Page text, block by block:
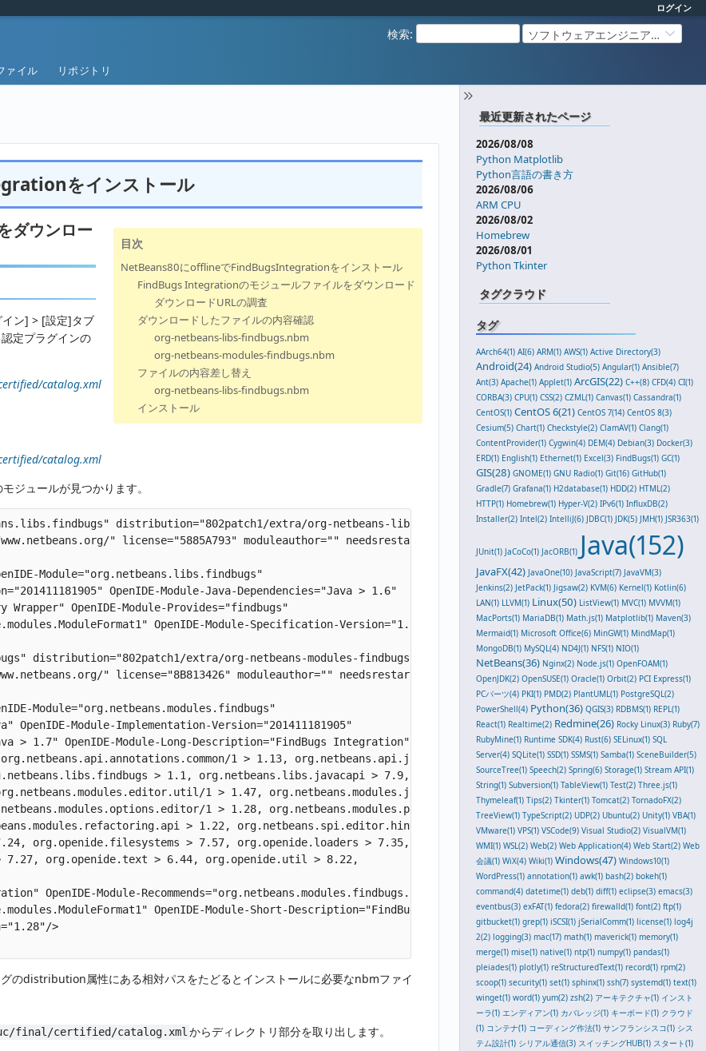
ログイン
検索: ソフトウェアエンジニアリング
ァイル リポジトリ
最近更新されたページ
2026/08/08
Python Matplotlib
Python言語の書き方
2026/08/06
ARM CPU
2026/08/02
Homebrew
2026/08/01
Python Tkinter
タグクラウド
タグ
AArch64(1) AI(6) ARM(1) AWS(1) Active Directory(3)
Android(24) Android Studio(5) Angular(1) Ansible(7)
Ant(3) Apache(1) Applet(1) ArcGIS(22) C++(8) CFD(4) CI(1)
CORBA(3) CPU(1) CSS(2) CZML(1) Canvas(1) Cassandra(1)
CentOS(1) CentOS 6(21) CentOS 7(14) CentOS 8(3)
Cesium(5) Chart(1) Checkstyle(2) ClamAV(1) Clang(1)
ContentProvider(1) Cygwin(4) DEM(4) Debian(3) Docker(3)
ERD(1) English(1) Ethernet(1) Excel(3) FindBugs(1) GC(1)
GIS(28) GNOME(1) GNU Radio(1) Git(16) GitHub(1)
Gradle(7) Grafana(1) H2database(1) HDD(2) HTML(2)
HTTP(1) Homebrew(1) Hyper-V(2) IPv6(1) InfluxDB(2)
Installer(2) Intel(2) IntelliJ(6) JDBC(1) JDK(5) JMH(1) JSR363(1)
JUnit(1) JaCoCo(1) JacORB(1) Java(152)
JavaFX(42) JavaOne(10) JavaScript(7) JavaVM(3)
Jenkins(2) JetPack(1) Jigsaw(2) KVM(6) Kernel(1) Kotlin(6)
LAN(1) LLVM(1) Linux(50) ListView(1) MVC(1) MVVM(1)
MacPorts(1) MariaDB(1) Math.js(1) Matplotlib(1) Maven(3)
Mermaid(1) Microsoft Office(6) MinGW(1) MindMap(1)
MongoDB(1) MySQL(4) ND4J(1) NFS(1) NIO(1)
NetBeans(36) Nginx(2) Node.js(1) OpenFOAM(1)
OpenJDK(2) OpenSUSE(1) Oracle(1) Orbit(2) PCI Express(1)
PCパーツ(4) PKI(1) PMD(2) PlantUML(1) PostgreSQL(2)
PowerShell(4) Python(36) QGIS(3) RDBMS(1) REPL(1)
React(1) Realtime(2) Redmine(26) Rocky Linux(3) Ruby(7)
RubyMine(1) Runtime SDK(4) Rust(6) SELinux(1) SQL
Server(4) SQLite(1) SSD(1) SSMS(1) Samba(1) SceneBuilder(5)
SourceTree(1) Speech(2) Spring(6) Storage(1) Stream API(1)
String(1) Subversion(1) TableView(1) Test(2) Three.js(1)
Thymeleaf(1) Tips(2) Tkinter(1) Tomcat(2) TornadoFX(2)
TreeView(1) TypeScript(2) UDP(2) Ubuntu(2) Unity(1) VBA(1)
VMware(1) VPS(1) VSCode(9) Visual Studio(2) VisualVM(1)
WMI(1) WSL(2) Web(2) Web Application(4) Web Start(2) Web
会議(1) WiX(4) Wiki(1) Windows(47) Windows10(1)
WordPress(1) annotation(1) awk(1) bash(2) bokeh(1)
command(4) datetime(1) deb(1) diff(1) eclipse(3) emacs(3)
eventbus(3) exFAT(1) fedora(2) firewalld(1) font(2) ftp(1)
gitbucket(1) grep(1) iSCSI(1) jSerialComm(1) license(1) log4j
2(2) logging(3) mac(17) math(1) maverick(1) memory(1)
merge(1) mise(1) native(1) ntp(1) numpy(1) pandas(1)
pleiades(1) plotly(1) reStructuredText(1) record(1) rpm(2)
scoop(1) security(1) set(1) sphinx(1) ssh(7) systemd(1) text(1)
winget(1) word(1) yum(2) zsh(2) アーキテクチャ(1) インスト
ーラ(1) エンディアン(1) カバレッジ(1) キーボード(1) クラウド
(1) コンテナ(1) コーディング作法(1) サンフランシスコ(1) シス
テム設計(1) シリアル通信(3) スイッチングHUB(1) スタート(1)
をインストール
目次
NetBeans80にofflineでFindBugsIntegrationをインストール
FindBugs Integrationのモジュールファイルをダウンロード
ダウンロードURLの調査
ダウンロードしたファイルの内容確認
org-netbeans-libs-findbugs.nbm
org-netbeans-modules-findbugs.nbm
ファイルの内容差し替え
org-netbeans-libs-findbugs.nbm
インストール
ダウンロー
ン] > [設定]タブ
定プラグインの
catalog.xml
catalog.xml
ジュールが見つかります。
distribution="802patch1/extra/org-netbeans-libs-findbugs.nbm"
" license="5885A793" moduleauthor="" needsrestart="false"
Module="org.netbeans.libs.findbugs"
OpenIDE-Module-Java-Dependencies="Java > 1.6"
Wrapper" OpenIDE-Module-Provides="findbugs"
OpenIDE-Module-Specification-Version="1.1"/>
distribution="802patch1/extra/org-netbeans-modules-findbugs.nbm"
" license="8B813426" moduleauthor="" needsrestart="false"
Module="org.netbeans.modules.findbugs"
OpenIDE-Module-Implementation-Version="201411181905"
> 1.7" OpenIDE-Module-Long-Description="FindBugs Integration"
1 > 1.13, org.netbeans.api.java.classpath/1
> 1.1, org.netbeans.libs.javacapi > 7.9,
1 > 1.47, org.netbeans.modules.java.source > 0.99,
1 > 1.28, org.netbeans.modules.parsing.api/1 > 1.52,
> 1.22, org.netbeans.spi.editor.hints/0 > 1.22,
org.openide.filesystems > 7.57, org.openide.loaders > 7.35,
7.27, org.openide.text > 6.44, org.openide.util > 8.22,
OpenIDE-Module-Recommends="org.netbeans.modules.findbugs.installer"
OpenIDE-Module-Short-Description="FindBugs Integration"
>
のdistribution属性にある相対パスをたどるとインストールに必要なnbmファイ
uc/final/certified/catalog.xmlからディレクトリ部分を取り出します。